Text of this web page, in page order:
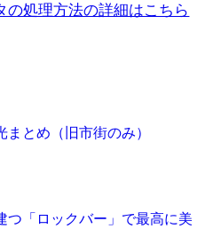
の処理方法の詳細はこちら
まとめ（旧市街のみ）
つ「ロックバー」で最高に美